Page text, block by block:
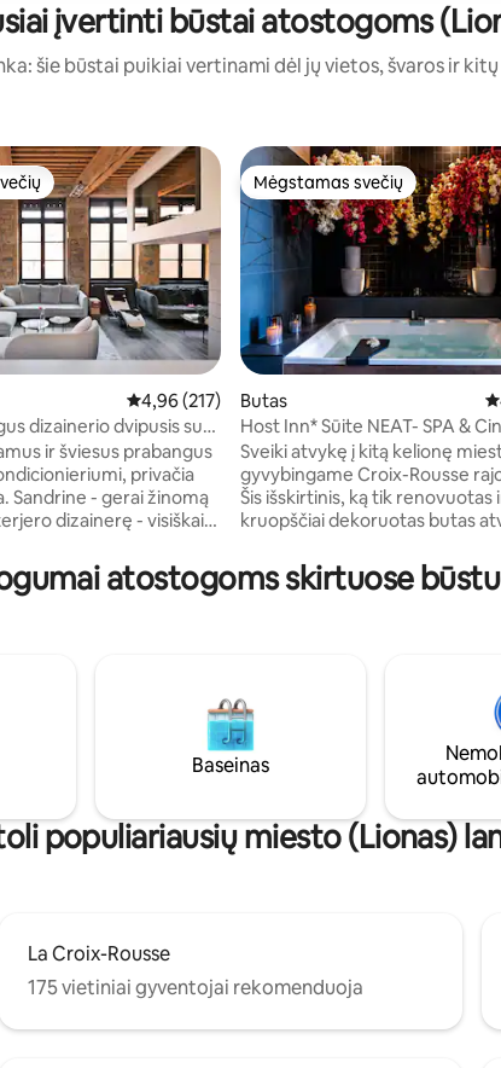
įvertinti būstai atostogoms
šie būstai puikiai vertinami dėl jų vietos, švaros ir
atsiliepimų: 182Vidutinis įvertinimas: 4,96 iš 5, atsiliepimų: 217
4,96 (217)
dizainerio dvipusis su
aikštele ir
ir šviesus prabangus
privačia
Sandrine - gerai žinomą
dizainerę - visiškai
miestą (metro yra už
o madingame
vakarėliai griežtai draudžiami.
Mėgstamas svečių
Mėgstamas svečių
Butas
Host Inn* Sūite NEAT- SPA &
Vaizdas į miesto centrą
Sveiki atvykę į kitą kelionę
gyvybingame Croix-Rousse
Šis išskirtinis, ką tik renovuotas
kruopščiai dekoruotas butas
Stebuklingas Liono vaizdas: iš
esančio privilegijuotoje vietoje,
neprilygstamoms
akimirkoms.
atostogoms skirtuose
Baseinas
populiariausių miesto (Lionas)
La Croix-Rousse
175 vietiniai gyventojai rekomenduoja